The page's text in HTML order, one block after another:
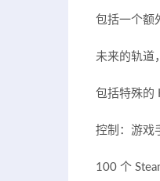
包括一个额
未来的轨道
包括特殊的
控制：游戏
100 个